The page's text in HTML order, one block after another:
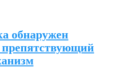
обнаружен